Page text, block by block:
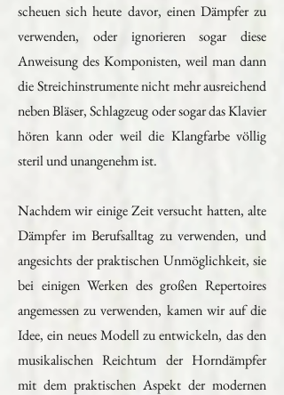
scheuen sich heute davor, einen Dämpfer zu
verwenden, oder ignorieren sogar diese
Anweisung des Komponisten, weil man dann
die Streichinstrumente nicht mehr ausreichend
neben Bläser, Schlagzeug oder sogar das Klavier
hören kann oder weil die Klangfarbe völlig
steril und unangenehm ist.
Nachdem wir einige Zeit versucht hatten, alte
Dämpfer im Berufsalltag zu verwenden, und
angesichts der praktischen Unmöglichkeit, sie
bei einigen Werken des großen Repertoires
angemessen zu verwenden, kamen wir auf die
Idee, ein neues Modell zu entwickeln, das den
musikalischen Reichtum der Horndämpfer
mit dem praktischen Aspekt der modernen